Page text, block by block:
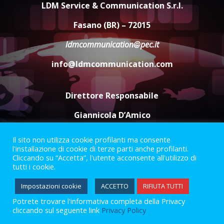
universitari del bando “La strada
8 Agosto 2026 07:15
“I Contestatori: Musica di
Rivoluzione”: nuovo
appuntamento con “Fasano in
Banda”
7 Agosto 2026 06:05
LDM Service & Communication S.r.l.
Fasano (BR) – 72015
ldmcommunication@pec.it
info@ldmcommunication.com
Direttore Responsabile
Giannicola D’Amico
Termini e Condizioni
Privacy Policy
Informazioni Legali
Facebook
Instagram
Youtube
2023 © Gofasano|Powered byCreativestudio
Il sito non utilizza cookie profilanti ma consente
l'installazione di cookie di terze parti anche profilanti.
Cliccando su “Accetta”, l'utente acconsente all'utilizzo di
tutti i cookie.
Impostazioni cookie ACCETTO RIFIUTA TUTTI
Potrete trovare l'informativa completa della Privacy
cliccando sul seguente link Privacy Policy